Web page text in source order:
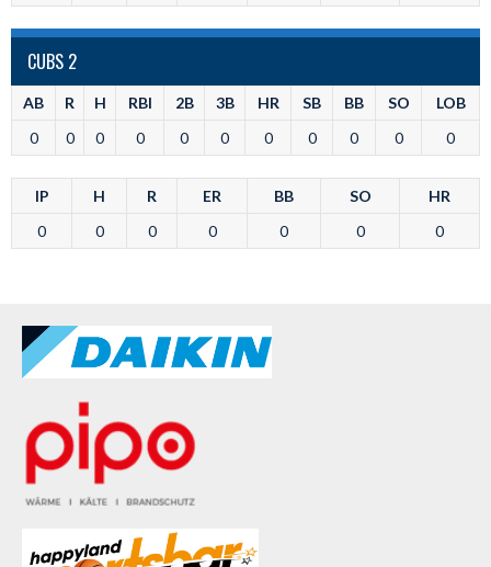
CUBS 2
AB R H RBI 2B 3B HR SB BB SO
LOB
0
0 0 0 0 0 0 0 0 0 0
IP H R ER BB SO
HR
0
0 0 0 0 0 0